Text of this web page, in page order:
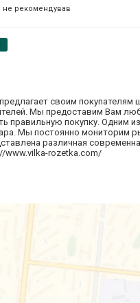
не рекомендував
своим
Мы предоставим Вам
правильную покупку. Одним
Мы постоянно мониторим
различная
www.vilka-rozetka.com/